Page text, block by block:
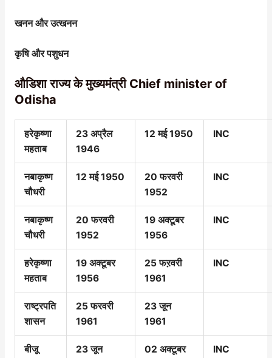
खनन और उत्खनन
कृषि और पशुधन
औडिशा राज्य के मुख्यमंत्री Chief minister of
Odisha
हरेकृष्णा
महताब
23 अप्रैल
1946
12 मई 1950 INC
नबाकृष्ण
चौधरी
12 मई 1950
20 फरवरी
1952
INC
नबाकृष्ण
चौधरी
20 फरवरी
1952
19 अक्टूबर
1956
INC
हरेकृष्णा
महताब
19 अक्टूबर
1956
25 फऱवरी
1961
INC
राष्ट्रपति
शासन
25 फरवरी
1961
23 जून
1961
बीजू
23 जून
02 अक्टूबर
INC